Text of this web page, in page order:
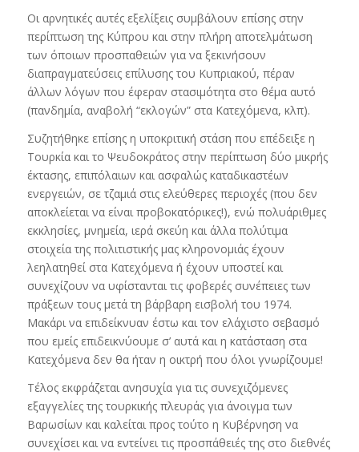
Οι αρνητικές αυτές εξελίξεις συμβάλουν επίσης στην
περίπτωση της Κύπρου και στην πλήρη αποτελμάτωση
των όποιων προσπαθειών για να ξεκινήσουν
διαπραγματεύσεις επίλυσης του Κυπριακού, πέραν
άλλων λόγων που έφεραν στασιμότητα στο θέμα αυτό
(πανδημία, αναβολή “εκλογών” στα Κατεχόμενα, κλπ).
Συζητήθηκε επίσης η υποκριτική στάση που επέδειξε η
Τουρκία και το Ψευδοκράτος στην περίπτωση δύο μικρής
έκτασης, επιπόλαιων και ασφαλώς καταδικαστέων
ενεργειών, σε τζαμιά στις ελεύθερες περιοχές (που δεν
αποκλείεται να είναι προβοκατόρικες!), ενώ πολυάριθμες
εκκλησίες, μνημεία, ιερά σκεύη και άλλα πολύτιμα
στοιχεία της πολιτιστικής μας κληρονομιάς έχουν
λεηλατηθεί στα Κατεχόμενα ή έχουν υποστεί και
συνεχίζουν να υφίστανται τις φοβερές συνέπειες των
πράξεων τους μετά τη βάρβαρη εισβολή του 1974.
Μακάρι να επιδείκνυαν έστω και τον ελάχιστο σεβασμό
που εμείς επιδεικνύουμε σ’ αυτά και η κατάσταση στα
Κατεχόμενα δεν θα ήταν η οικτρή που όλοι γνωρίζουμε!
Τέλος εκφράζεται ανησυχία για τις συνεχιζόμενες
εξαγγελίες της τουρκικής πλευράς για άνοιγμα των
Βαρωσίων και καλείται προς τούτο η Κυβέρνηση να
συνεχίσει και να εντείνει τις προσπάθειές της στο διεθνές